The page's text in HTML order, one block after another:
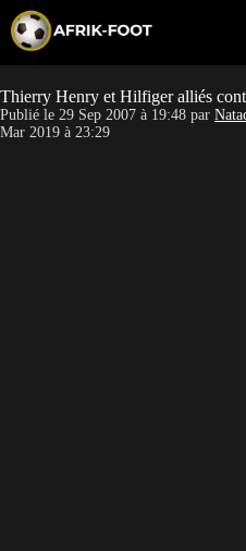
p
t
o
c
Thierry Henry et Hilfiger alliés
Publié le 29 Sep 2007 à 19:48 par
Mar 2019 à 23:29